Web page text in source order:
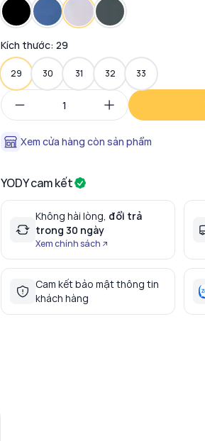
Kích thước: 29
29 30 31 32 33
Xem cửa hàng còn sản phẩm
YODY cam kết
Không hài lòng, đổi trả
trong 30 ngày
Xem chính sách
Cam kết bảo mật thông tin
khách hàng